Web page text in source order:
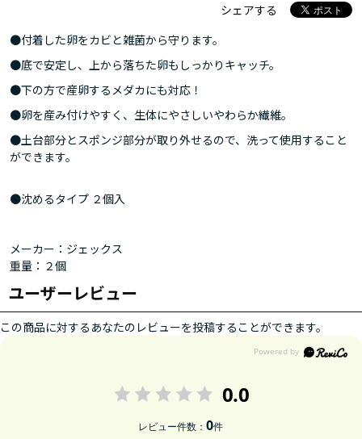
シェアする
●付着した卵をカビと雑菌から守ります。
●底で安定し、上から落ちた卵もしっかりキャッチ。
●下の方で産卵するメダカにも対応！
●卵を産み付けやすく、生体にやさしいやわらか繊維。
●土台部分とスポンジ部分が取り外せるので、洗って使用すること
ができます。
●沈めるタイプ ２個入
メーカー：ジェックス
重量：２個
ユーザーレビュー
この商品に対するあなたのレビューを投稿することができます。
0.0
レビュー件数：0件